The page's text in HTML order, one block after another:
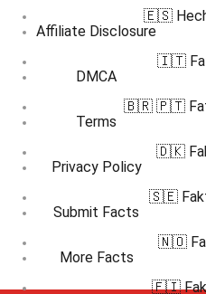
Affiliate Disclosure
DMCA
Terms
Privacy Policy
Submit Facts
More Facts
🇪🇸
🇮🇹
🇧🇷 🇵🇹
🇩🇰
🇸🇪
🇳🇴
🇫🇮